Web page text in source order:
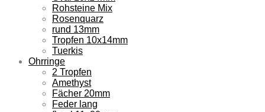
Rohsteine Mix
Rosenquarz
rund 13mm
Tropfen 10x14mm
Tuerkis
Ohrringe
2 Tropfen
Amethyst
Fächer 20mm
Feder lang